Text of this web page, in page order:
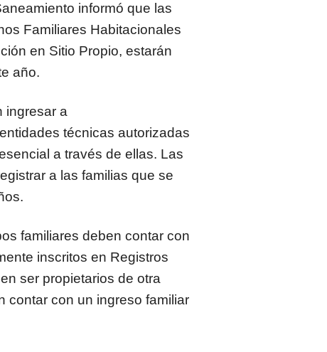
informó que las
Familiares Habitacionales
en Sitio Propio, estarán
año.
ingresar a
técnicas autorizadas
a través de ellas. Las
a las familias que se
familiares deben contar con
inscritos en Registros
ser propietarios de otra
contar con un ingreso familiar